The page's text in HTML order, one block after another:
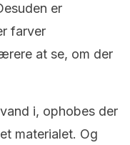
er
farver
at se, om der
i, ophobes der
materialet. Og